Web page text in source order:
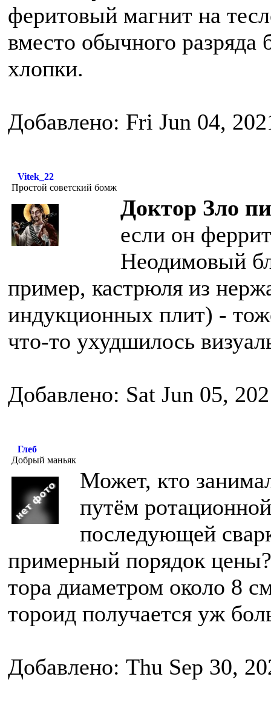
феритовый магнит на
вместо обычного
хлопки.
Добавлено: Fri Jun 04,
Vitek_22
Простой советский бомж
Доктор Зло
если он
Неодимовый
пример, кастрюля из
индукционных плит) -
что-то ухудшилось
Добавлено: Sat Jun 05,
Глеб
Добрый маньяк
Может, кто
путём
последующей
примерный порядок
тора диаметром около 8
тороид получается уж
Добавлено: Thu Sep 30,